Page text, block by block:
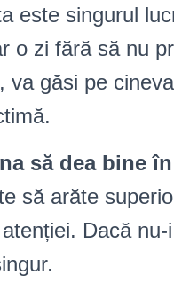
este singurul
o zi fără să nu
va găsi pe
să dea bine
să arăte
Dacă